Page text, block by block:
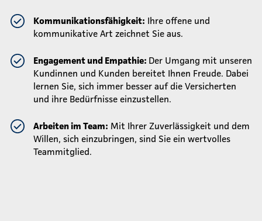
Kommunikationsfähigkeit: Ihre offene und
kommunikative Art zeichnet Sie aus.
Engagement und Empathie: Der Umgang mit unseren
Kundinnen und Kunden bereitet Ihnen Freude. Dabei
lernen Sie, sich immer besser auf die Versicherten
und ihre Bedürfnisse einzustellen.
Arbeiten im Team: Mit Ihrer Zuverlässigkeit und dem
Willen, sich einzubringen, sind Sie ein wertvolles
Teammitglied.